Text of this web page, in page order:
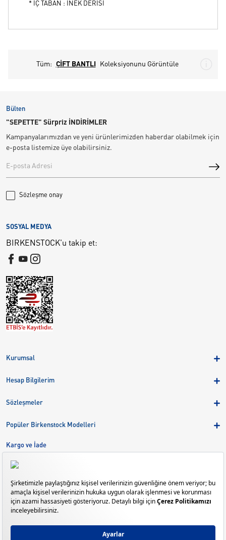
* İÇ TABAN : İNEK DERİSİ
Tüm: ÇİFT BANTLI Koleksiyonunu Görüntüle
Bülten
"SEPETTE" Sürpriz İNDİRİMLER
Kampanyalarımızdan ve yeni ürünlerimizden haberdar olabilmek için
e-posta listemize üye olabilirsiniz.
Sözleşme onay
Kurumsal
Birkenstock Group
Kariyer
Hesap Bilgilerim
Sipariş Takibi
Sözleşmeler
Kargo ve İade
Çerez Tercihlerini Yönetin
Popüler Birkenstock Modelleri
Gizeh
Mayari
Madrid
Kargo ve İade
Bize Ulaşın
SOSYAL MEDYA
BIRKENSTOCK'u takip et: